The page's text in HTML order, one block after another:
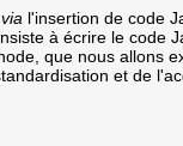
via l'insertion de code
à écrire le code
que nous allons
et de